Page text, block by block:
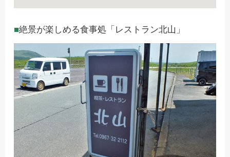
絶景が楽しめる食事処「レストラン北山」